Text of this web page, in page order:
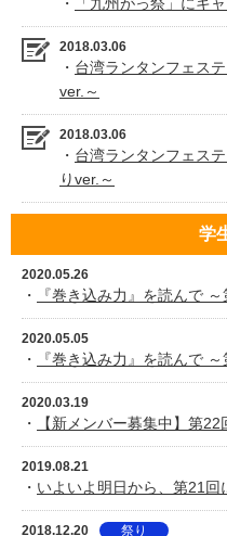
・ 「九州がっ祭」にキ
2018.03.06
・ 台湾ランタンフェス
ver.～
2018.03.06
・ 台湾ランタンフェス
りver.～
学
2020.05.26
・ 『巻き込み力』を読んで ～
2020.05.05
・ 『巻き込み力』を読んで ～
2020.03.19
・ 【新メンバー募集中】第
2019.08.21
・ いよいよ明日から、第21回
2018.12.20 祭り